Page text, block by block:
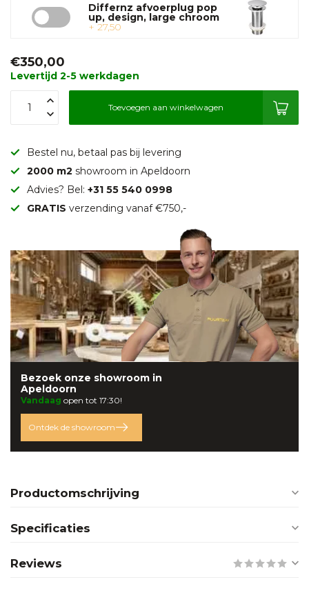
Differnz afvoerplug pop
up, design, large chroom
+ 27,50
€350,00
Levertijd 2-5 werkdagen
Toevoegen aan winkelwagen
Bestel nu, betaal pas bij levering
2000 m2 showroom in Apeldoorn
Advies? Bel: +31 55 540 0998
GRATIS verzending vanaf €750,-
Bezoek onze showroom in
Apeldoorn
Vandaag open tot 17:30!
Ontdek de showroom
Productomschrijving
Specificaties
Reviews